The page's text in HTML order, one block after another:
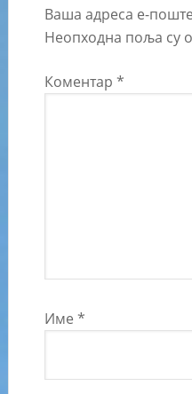
Ваша адреса е-
Неопходна поља су
Коментар *
Име *